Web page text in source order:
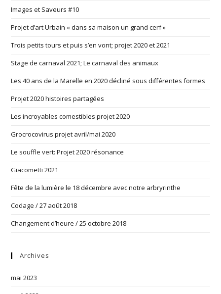
Images et Saveurs #10
Projet d’art Urbain « dans sa maison un grand cerf »
Trois petits tours et puis s’en vont; projet 2020 et 2021
Stage de carnaval 2021; Le carnaval des animaux
Les 40 ans de la Marelle en 2020 décliné sous différentes formes
Projet 2020 histoires partagées
Les incroyables comestibles projet 2020
Grocrocovirus projet avril/mai 2020
Le souffle vert: Projet 2020 résonance
Giacometti 2021
Fête de la lumière le 18 décembre avec notre arbryrinthe
Codage / 27 août 2018
Changement d’heure / 25 octobre 2018
Archives
mai 2023